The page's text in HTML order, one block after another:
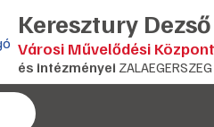
Keresztury Dezső
Városi Művelődési Központ
és intézményei ZALAEGERSZEG